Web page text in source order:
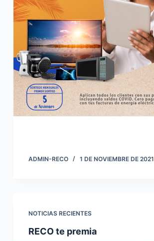
ADMIN-RECO 1 DE NOVIEMBRE DE 2021
NOTICIAS RECIENTES
RECO te premia